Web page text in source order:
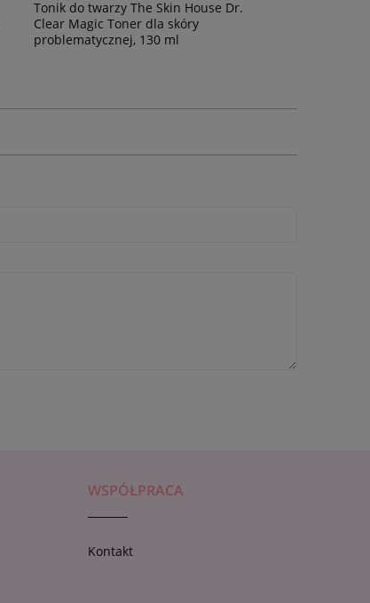
Tonik do twarzy The Skin House Dr.
Clear Magic Toner dla skóry
problematycznej, 130 ml
WSPÓŁPRACA
Kontakt